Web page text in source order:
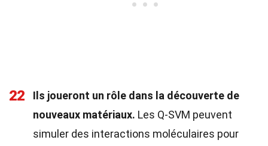
22
Ils joueront un rôle dans la découverte de
nouveaux matériaux. Les Q-SVM peuvent
simuler des interactions moléculaires pour